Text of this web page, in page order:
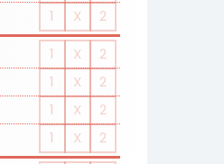
1 X
2
1 X
2
1 X
2
1 X
2
1 X
2